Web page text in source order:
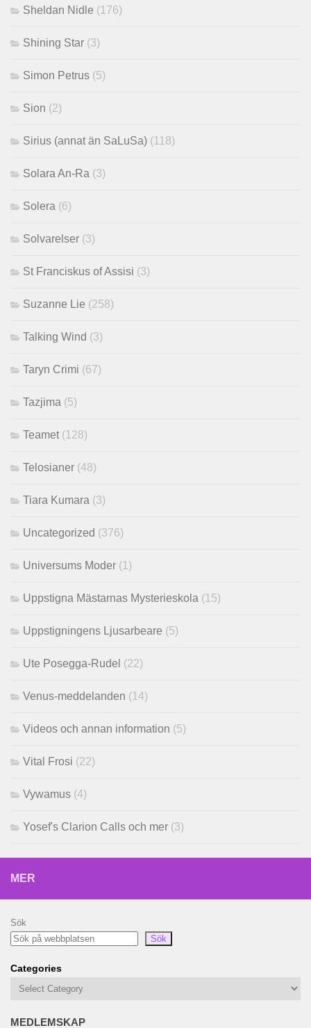
Sheldan Nidle (176)
Shining Star (3)
Simon Petrus (5)
Sion (2)
Sirius (annat än SaLuSa) (118)
Solara An-Ra (3)
Solera (6)
Solvarelser (3)
St Franciskus of Assisi (3)
Suzanne Lie (258)
Talking Wind (3)
Taryn Crimi (67)
Tazjima (5)
Teamet (128)
Telosianer (48)
Tiara Kumara (3)
Uncategorized (376)
Universums Moder (1)
Uppstigna Mästarnas Mysterieskola (15)
Uppstigningens Ljusarbeare (5)
Ute Posegga-Rudel (22)
Venus-meddelanden (14)
Videos och annan information (5)
Vital Frosi (22)
Vywamus (4)
Yosef's Clarion Calls och mer (3)
MER
Sök
Sök
Categories
MEDLEMSKAP